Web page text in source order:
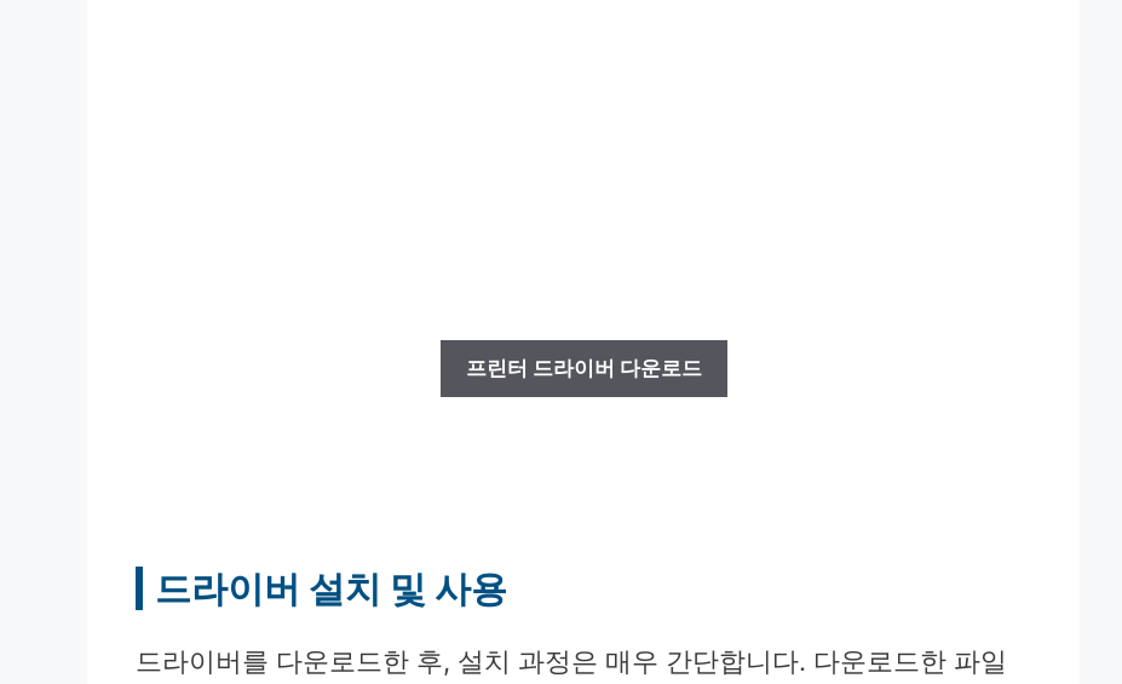
프린터 드라이버 다운로드
드라이버 설치 및 사용
드라이버를 다운로드한 후, 설치 과정은 매우 간단합니다. 다운로드한 파일